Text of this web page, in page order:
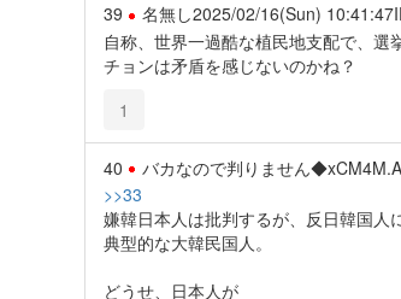
39 名無し2025/02/16(Sun) 10:41:47
自称、世界一過酷な植民地支配で、選
チョンは矛盾を感じないのかね？
1
40 バカなので判りません
>>33
嫌韓日本人は批判するが、反日韓国人
典型的な大韓民国人。
どうせ、日本人が